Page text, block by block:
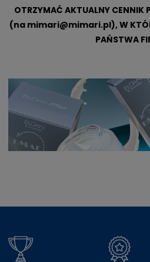
OTRZYMAĆ AKTUALNY CENNIK
(na mimari@mimari.pl), W
PAŃSTWA